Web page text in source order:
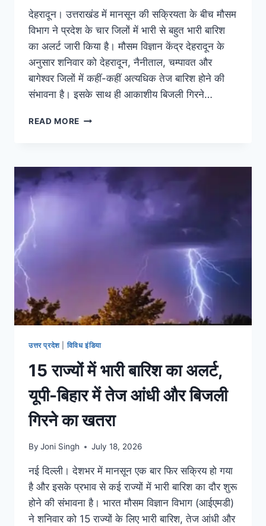
देहरादून। उत्तराखंड में मानसून की सक्रियता के बीच मौसम
विभाग ने प्रदेश के चार जिलों में भारी से बहुत भारी बारिश
का अलर्ट जारी किया है। मौसम विज्ञान केंद्र देहरादून के
अनुसार शनिवार को देहरादून, नैनीताल, चम्पावत और
बागेश्वर जिलों में कहीं-कहीं अत्यधिक तेज बारिश होने की
संभावना है। इसके साथ ही आकाशीय बिजली गिरने…
READ MORE
उत्तर प्रदेश| विविध इंडिया
15 राज्यों में भारी बारिश का अलर्ट,
यूपी-बिहार में तेज आंधी और बिजली
गिरने का खतरा
By Joni Singh July 18, 2026
नई दिल्ली। देशभर में मानसून एक बार फिर सक्रिय हो गया
है और इसके प्रभाव से कई राज्यों में भारी बारिश का दौर शुरू
होने की संभावना है। भारत मौसम विज्ञान विभाग (आईएमडी)
ने शनिवार को 15 राज्यों के लिए भारी बारिश, तेज आंधी और